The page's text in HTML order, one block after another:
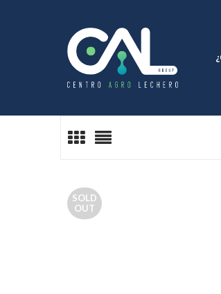
SOLD
OUT